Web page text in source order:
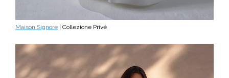
Maison Signore | Collezione Privé